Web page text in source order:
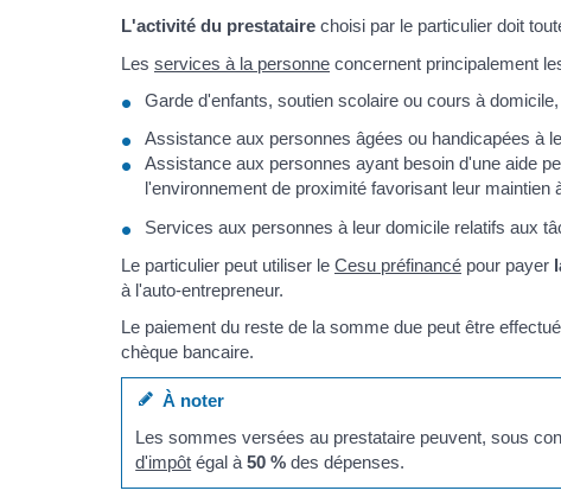
L'activité du prestataire choisi par le particulier doit
Les services à la personne concernent principalement
Garde d'enfants, soutien scolaire ou cours à
Assistance aux personnes âgées ou handicapées à
Assistance aux personnes ayant besoin d'une aide
l'environnement de proximité favorisant leur maintien
Services aux personnes à leur domicile relatifs aux
Le particulier peut utiliser le Cesu préfinancé pour payer
à l'auto-entrepreneur.
Le paiement du reste de la somme due peut être
chèque bancaire.
À noter
Les sommes versées au prestataire peuvent, sous
d'impôt égal à50 % des dépenses.